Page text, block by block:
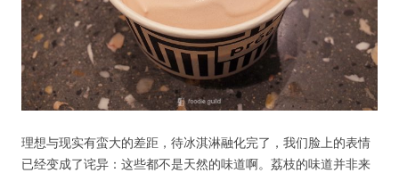
理想与现实有蛮大的差距，待冰淇淋融化完了，我们脸上的表情
已经变成了诧异：这些都不是天然的味道啊。荔枝的味道并非来